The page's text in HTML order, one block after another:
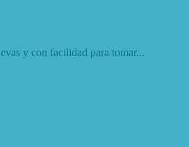
y con facilidad para tomar...